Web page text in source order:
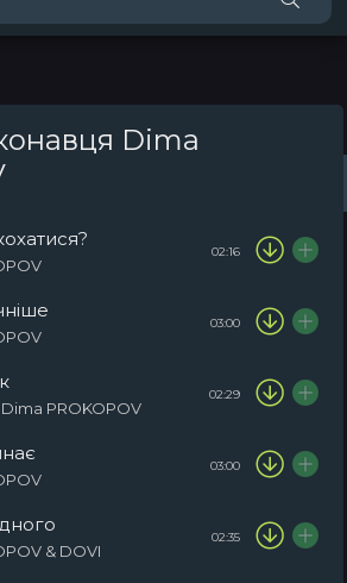
Dima
02:16
03:00
PROKOPOV
02:29
03:00
& DOVI
02:35